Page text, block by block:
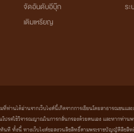
จัดอันดับอีบุ๊ก
เติมเหรียญ
ร
ที่ท่านได้อ่านจากเว็บไซต์นี้เกิดจากการเขียนโดยสาธารณชน
ปรดใช้วิจารณญาณในการกลั่นกรองด้วยตนเอง และหากท่าน
นที ทั้งนี้ ทางเว็บไซต์ขอสงวนลิขสิทธิ์ตามพระราชบัญญัติลิขสิ